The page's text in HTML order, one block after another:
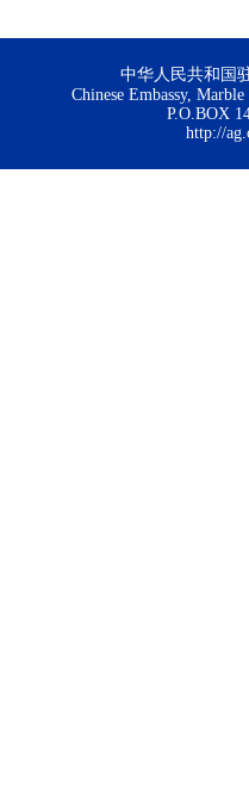
中华人民共和国
Chinese Embassy,
P.O.BOX
http://